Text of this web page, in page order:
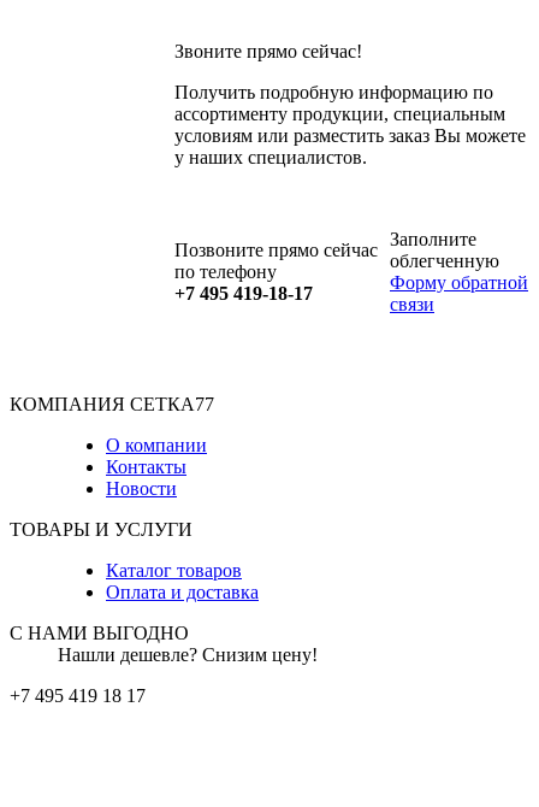
Звоните прямо сейчас!
Получить подробную информацию по
ассортименту продукции, специальным
условиям или разместить заказ Вы можете
у наших специалистов.
Позвоните прямо сейчас
по телефону
+7 495 419-18-17
Заполните
облегченную
Форму обратной
связи
КОМПАНИЯ СЕТКА77
О компании
Контакты
Новости
ТОВАРЫ И УСЛУГИ
Каталог товаров
Оплата и доставка
С НАМИ ВЫГОДНО
Нашли дешевле? Снизим цену!
+7 495 419 18 17